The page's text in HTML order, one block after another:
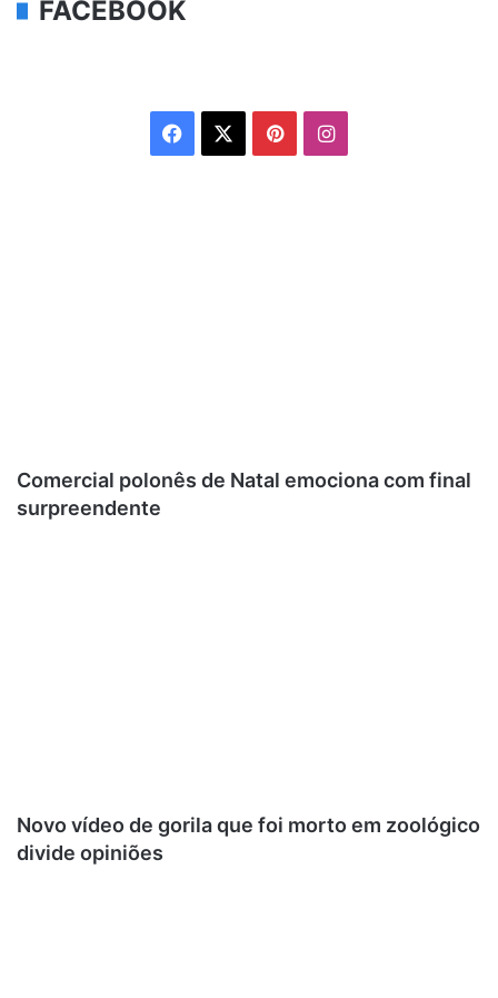
FACEBOOK
Facebook PinterestInstagram
Comercial polonês de Natal emociona com final
surpreendente
Novo vídeo de gorila que foi morto em zoológico
divide opiniões